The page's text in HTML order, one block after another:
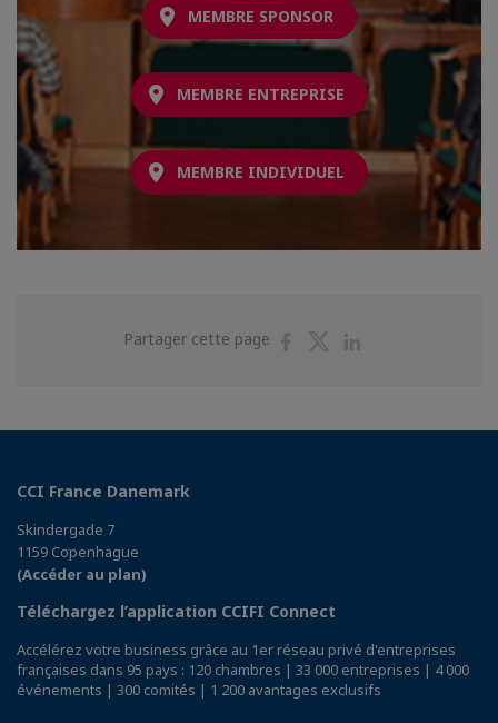
MEMBRE SPONSOR
MEMBRE ENTREPRISE
MEMBRE INDIVIDUEL
Partager cette page
PartagerPartager
CCI France Danemark
Skindergade 7
1159 Copenhague
(Accéder au plan)
Téléchargez l’application CCIFI Connect
Accélérez votre business grâce au 1er réseau privé d'entreprises
françaises dans 95 pays : 120 chambres | 33 000 entreprises | 4 000
événements | 300 comités | 1 200 avantages exclusifs